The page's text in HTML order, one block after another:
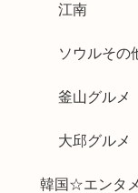
江南
ソウルその
釜山グルメ
大邱グルメ
韓国☆エンタメ